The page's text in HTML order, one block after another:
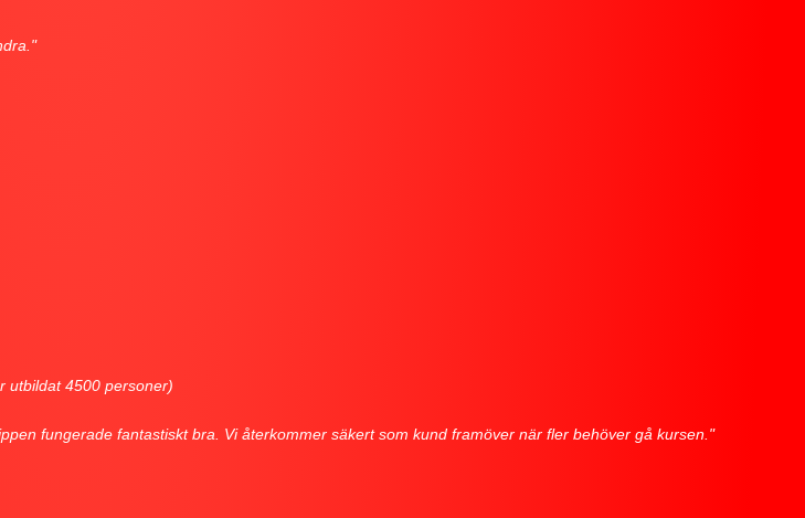
utbildat 4500 personer)
fungerade fantastiskt bra. Vi återkommer säkert som kund framöver när fler behöver gå kursen."